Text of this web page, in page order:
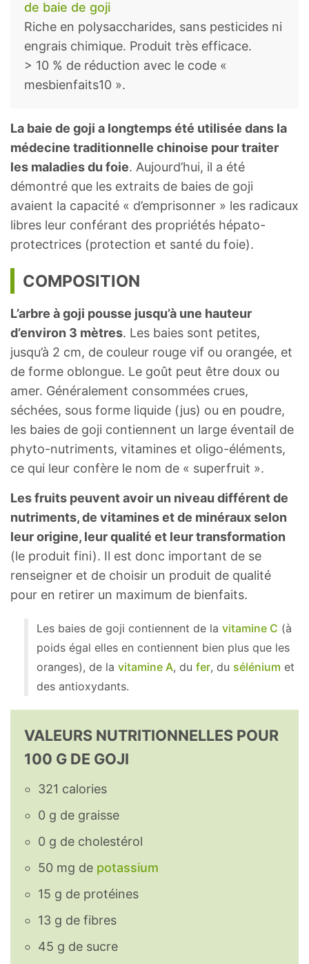
de baie de goji
Riche en polysaccharides, sans pesticides ni
engrais chimique. Produit très efficace.
> 10 % de réduction avec le code «
mesbienfaits10 ».
La baie de goji a longtemps été utilisée dans la
médecine traditionnelle chinoise pour traiter
les maladies du foie. Aujourd’hui, il a été
démontré que les extraits de baies de goji
avaient la capacité « d’emprisonner » les radicaux
libres leur conférant des propriétés hépato-
protectrices (protection et santé du foie).
COMPOSITION
L’arbre à goji pousse jusqu’à une hauteur
d’environ 3 mètres. Les baies sont petites,
jusqu’à 2 cm, de couleur rouge vif ou orangée, et
de forme oblongue. Le goût peut être doux ou
amer. Généralement consommées crues,
séchées, sous forme liquide (jus) ou en poudre,
les baies de goji contiennent un large éventail de
phyto-nutriments, vitamines et oligo-éléments,
ce qui leur confère le nom de « superfruit ».
Les fruits peuvent avoir un niveau différent de
nutriments, de vitamines et de minéraux selon
leur origine, leur qualité et leur transformation
(le produit fini). Il est donc important de se
renseigner et de choisir un produit de qualité
pour en retirer un maximum de bienfaits.
Les baies de goji contiennent de la vitamine C (à
poids égal elles en contiennent bien plus que les
oranges), de la vitamine A, du fer, du sélénium et
des antioxydants.
VALEURS NUTRITIONNELLES POUR
100 G DE GOJI
321 calories
0 g de graisse
0 g de cholestérol
50 mg de potassium
15 g de protéines
13 g de fibres
45 g de sucre